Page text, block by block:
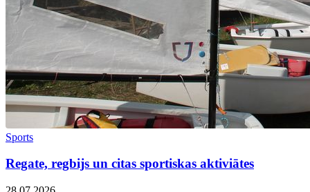
Sports
Regate, regbijs un citas sportiskas aktiviātes